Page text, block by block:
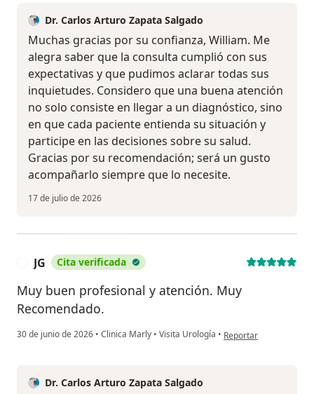
Dr. Carlos Arturo Zapata Salgado
Muchas gracias por su confianza, William. Me
alegra saber que la consulta cumplió con sus
expectativas y que pudimos aclarar todas sus
inquietudes. Considero que una buena atención
no solo consiste en llegar a un diagnóstico, sino
en que cada paciente entienda su situación y
participe en las decisiones sobre su salud.
Gracias por su recomendación; será un gusto
acompañarlo siempre que lo necesite.
17 de julio de 2026
JG Cita verificada
Muy buen profesional y atención. Muy
Recomendado.
30 de junio de 2026 • Clinica Marly • Visita Urología • en opinión del usuario
Reportar
Dr. Carlos Arturo Zapata Salgado